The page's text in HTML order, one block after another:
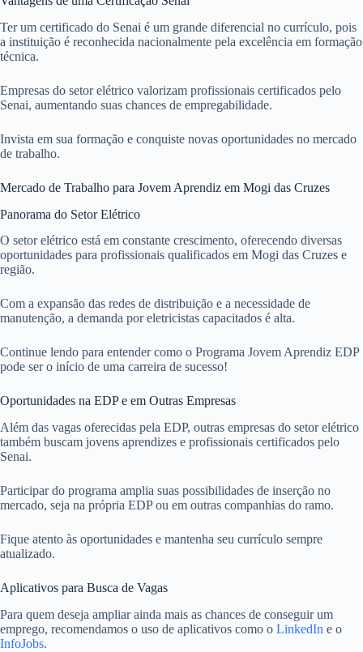
Ter um certificado do Senai é um grande diferencial no currículo, pois
a instituição é reconhecida nacionalmente pela excelência em formação
técnica.
Empresas do setor elétrico valorizam profissionais certificados pelo
Senai, aumentando suas chances de empregabilidade.
Invista em sua formação e conquiste novas oportunidades no mercado
de trabalho.
Mercado de Trabalho para Jovem Aprendiz em Mogi das Cruzes
Panorama do Setor Elétrico
O setor elétrico está em constante crescimento, oferecendo diversas
oportunidades para profissionais qualificados em Mogi das Cruzes e
região.
Com a expansão das redes de distribuição e a necessidade de
manutenção, a demanda por eletricistas capacitados é alta.
Continue lendo para entender como o Programa Jovem Aprendiz EDP
pode ser o início de uma carreira de sucesso!
Oportunidades na EDP e em Outras Empresas
Além das vagas oferecidas pela EDP, outras empresas do setor elétrico
também buscam jovens aprendizes e profissionais certificados pelo
Senai.
Participar do programa amplia suas possibilidades de inserção no
mercado, seja na própria EDP ou em outras companhias do ramo.
Fique atento às oportunidades e mantenha seu currículo sempre
atualizado.
Aplicativos para Busca de Vagas
Para quem deseja ampliar ainda mais as chances de conseguir um
emprego, recomendamos o uso de aplicativos como o LinkedIn e o
InfoJobs.